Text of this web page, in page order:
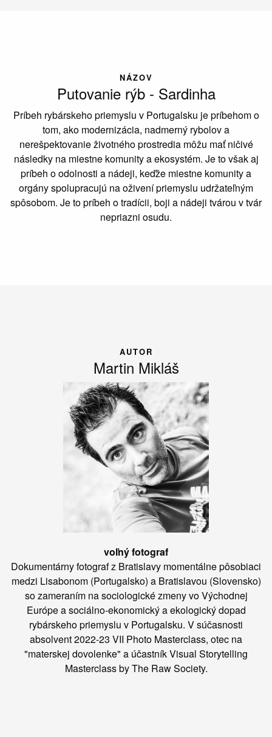
NÁZOV
Putovanie rýb - Sardinha
Príbeh rybárskeho priemyslu v Portugalsku je príbehom o
tom, ako modernizácia, nadmerný rybolov a
nerešpektovanie životného prostredia môžu mať ničivé
následky na miestne komunity a ekosystém. Je to však aj
príbeh o odolnosti a nádeji, keďže miestne komunity a
orgány spolupracujú na oživení priemyslu udržateľným
spôsobom. Je to príbeh o tradícii, boji a nádeji tvárou v tvár
nepriazni osudu.
AUTOR
Martin Mikláš
voľný fotograf
Dokumentárny fotograf z Bratislavy momentálne pôsobiaci
medzi Lisabonom (Portugalsko) a Bratislavou (Slovensko)
so zameraním na sociologické zmeny vo Východnej
Európe a sociálno-ekonomický a ekologický dopad
rybárskeho priemyslu v Portugalsku. V súčasnosti
absolvent 2022-23 VII Photo Masterclass, otec na
"materskej dovolenke" a účastník Visual Storytelling
Masterclass by The Raw Society.